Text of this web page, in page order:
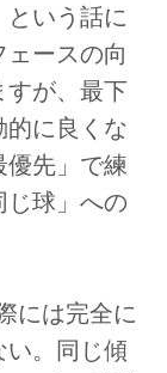
という話に
ースの向
すが、最下
的に良くな
優先」で練
じ球」への
には完全に
い。同じ傾